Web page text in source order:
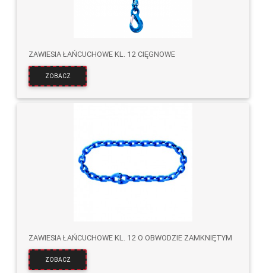
ZAWIESIA ŁAŃCUCHOWE KL. 12 CIĘGNOWE
ZOBACZ
ZAWIESIA ŁAŃCUCHOWE KL. 12 O OBWODZIE ZAMKNIĘTYM
ZOBACZ